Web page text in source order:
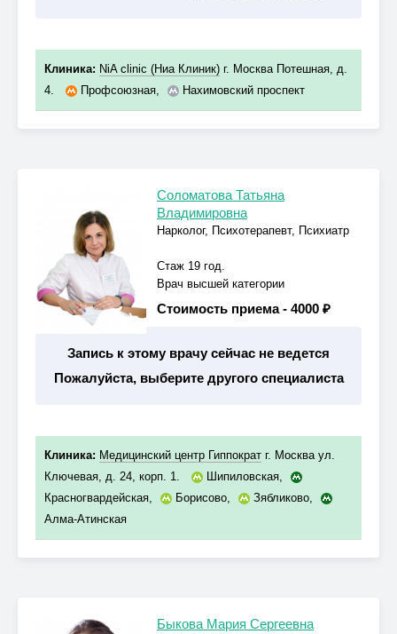
Клиника: NiA clinic (Ниа Клиник) г. Москва Потешная, д.
4.
Профсоюзная, Нахимовский проспект
Соломатова Татьяна
Владимировна
Нарколог, Психотерапевт, Психиатр
Стаж 19 год.
Врач высшей категории
Стоимость приема - 4000 ₽
Запись к этому врачу сейчас не ведется
Пожалуйста, выберите другого специалиста
Клиника: Медицинский центр Гиппократ г. Москва ул.
Ключевая, д. 24, корп. 1.
Шипиловская,
Красногвардейская, Борисово, Зябликово,
Алма-Атинская
Быкова Мария Сергеевна